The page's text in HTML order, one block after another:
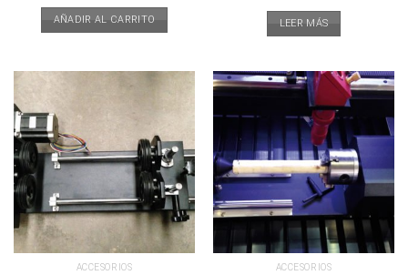
AÑADIR AL CARRITO LEER MÁS
ACCESORIOS ACCESORIOS